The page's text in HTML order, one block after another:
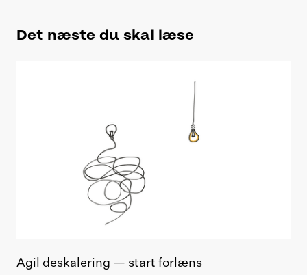
Det næste du skal læse
Agil deskalering — start forlæns